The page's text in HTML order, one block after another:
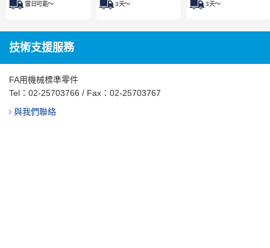
當日可能～ 3天～ 3天～
技術支援服務
FA用機械標準零件
Tel： 02-25703766 / Fax：02-25703767
與我們聯絡